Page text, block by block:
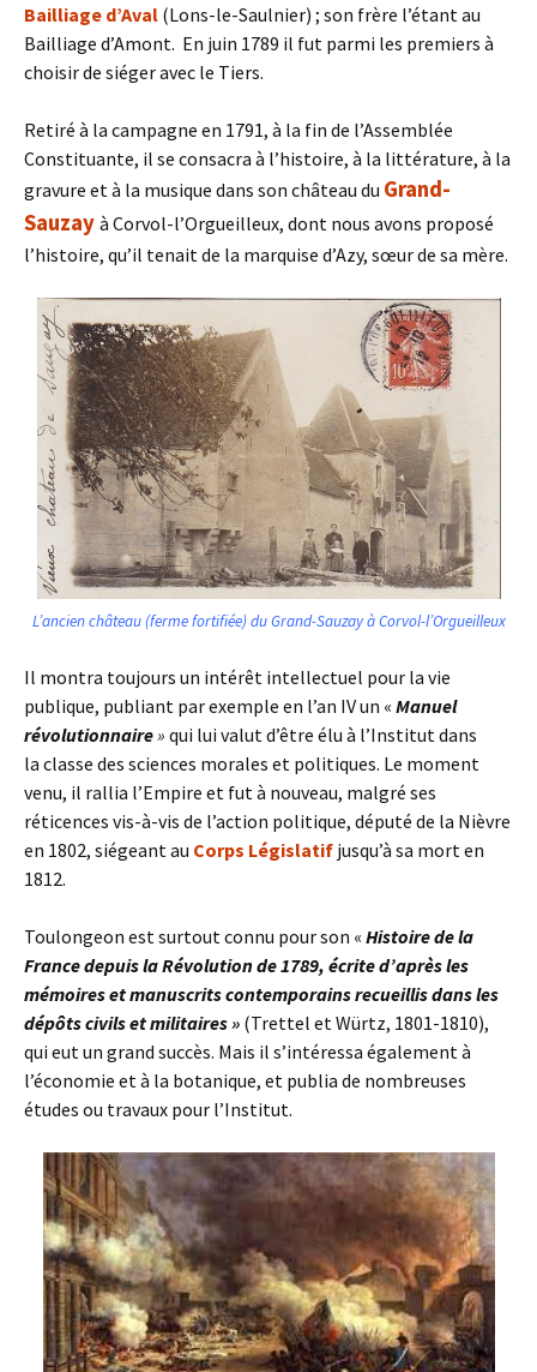
Bailliage d’Aval (Lons-le-Saulnier) ; son frère l’étant au
Bailliage d’Amont. En juin 1789 il fut parmi les premiers à
choisir de siéger avec le Tiers.
Retiré à la campagne en 1791, à la fin de l’Assemblée
Constituante, il se consacra à l’histoire, à la littérature, à la
gravure et à la musique dans son château du Grand-
Sauzay à Corvol-l’Orgueilleux, dont nous avons proposé
l’histoire, qu’il tenait de la marquise d’Azy, sœur de sa mère.
L’ancien château (ferme fortifiée) du Grand-Sauzay à Corvol-l’Orgueilleux
Il montra toujours un intérêt intellectuel pour la vie
publique, publiant par exemple en l’an IV un « Manuel
révolutionnaire» qui lui valut d’être élu à l’Institut dans
la classe des sciences morales et politiques. Le moment
venu, il rallia l’Empire et fut à nouveau, malgré ses
réticences vis-à-vis de l’action politique, député de la Nièvre
en 1802, siégeant au Corps Législatif jusqu’à sa mort en
1812.
Toulongeon est surtout connu pour son « Histoire de la
France depuis la Révolution de 1789, écrite d’après les
mémoires et manuscrits contemporains recueillis dans les
dépôts civils et militaires » (Trettel et Würtz, 1801-1810),
qui eut un grand succès. Mais il s’intéressa également à
l’économie et à la botanique, et publia de nombreuses
études ou travaux pour l’Institut.